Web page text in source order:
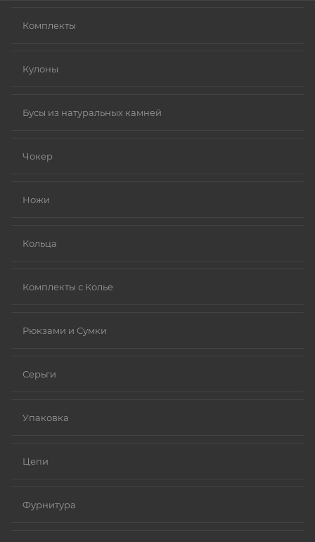
Комплекты
Кулоны
Бусы из натуральных камней
Чокер
Ножи
Кольца
Комплекты с Колье
Рюкзами и Сумки
Серьги
Упаковка
Цепи
Фурнитура